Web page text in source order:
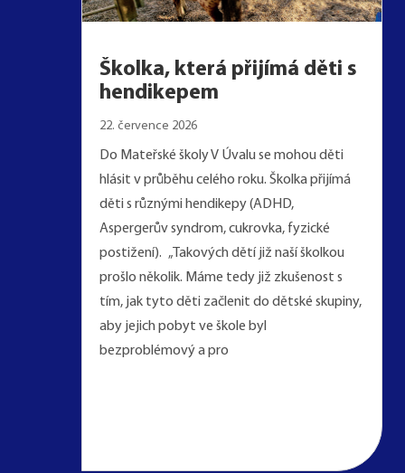
Školka, která přijímá děti s
hendikepem
22. července 2026
Do Mateřské školy V Úvalu se mohou děti
hlásit v průběhu celého roku. Školka přijímá
děti s různými hendikepy (ADHD,
Aspergerův syndrom, cukrovka, fyzické
postižení). „Takových dětí již naší školkou
prošlo několik. Máme tedy již zkušenost s
tím, jak tyto děti začlenit do dětské skupiny,
aby jejich pobyt ve škole byl
bezproblémový a pro